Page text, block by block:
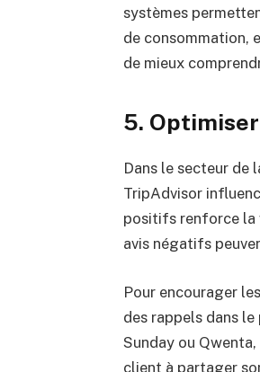
systèmes
de consommation,
de mieux
5.
Dans le secteur de
TripAdvisor
positifs renforce la
avis négatifs
Pour encourager
des rappels dans
Sunday ou
client à partager